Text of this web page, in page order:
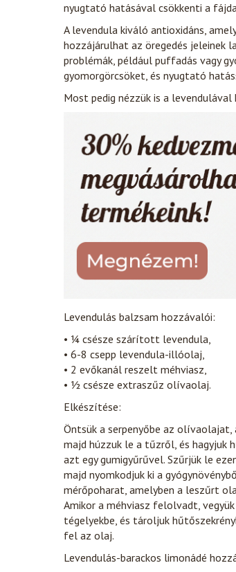
nyugtató hatásával csökkenti a
A levendula kiváló antioxidáns,
hozzájárulhat az öregedés jeleinek
problémák, például puffadás vagy
gyomorgörcsöket, és nyugtató
Most pedig nézzük is a
Levendulás balzsam hozzávalói:
• ¼ csésze szárított levendula,
• 6-8 csepp levendula-illóolaj,
• 2 evőkanál reszelt méhviasz,
• ½ csésze extraszűz olívaolaj.
Elkészítése:
Öntsük a serpenyőbe az
majd húzzuk le a tűzről, és hagyjuk
azt egy gumigyűrűvel. Szűrjük le
majd nyomkodjuk ki a
mérőpoharat, amelyben a leszűrt
Amikor a méhviasz felolvadt,
tégelyekbe, és tároljuk
fel az olaj.
Levendulás-barackos limonádé